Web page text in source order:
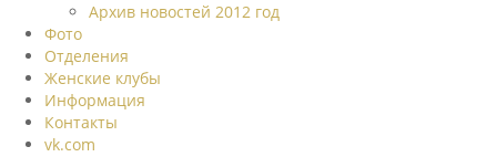
Архив новостей 2012 год
Фото
Отделения
Женские клубы
Информация
Контакты
vk.com